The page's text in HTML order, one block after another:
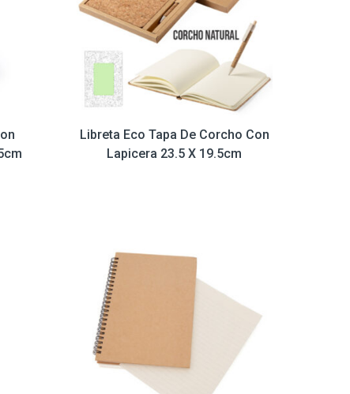
Libreta Eco Tapa De Corcho Con
Lapicera 23.5 X 19.5cm